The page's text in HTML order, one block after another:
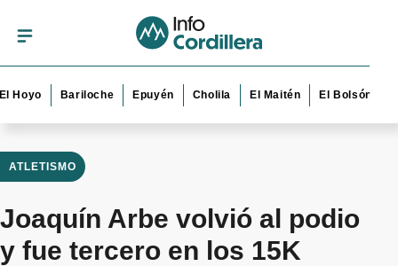
Bariloche Epuyén Cholila El Maitén El Bolsón Esquel
ATLETISMO
Joaquín Arbe volvió al podio
y fue tercero en los 15K